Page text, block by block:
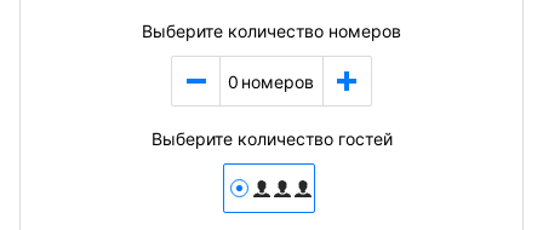
Выберите количество номеров
0 номеров
Выберите количество гостей